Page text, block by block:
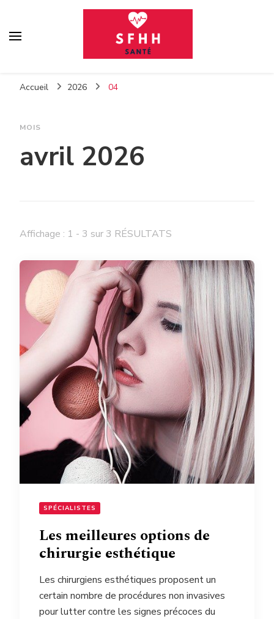
Accueil 2026 04
MOIS
avril 2026
Affichage : 1 - 3 sur 3 RÉSULTATS
SPÉCIALISTES
Les meilleures options de
chirurgie esthétique
Les chirurgiens esthétiques proposent un
certain nombre de procédures non invasives
pour lutter contre les signes précoces du